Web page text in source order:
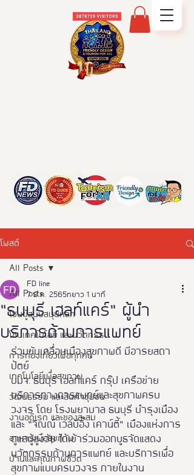
โพสต์
All Posts
โซนผู้สนับสนุนหลัก
โซนเทคโนโลยี และนวัตกรรม
การท่องเที่ยวเพื่อทุกคน
เทคโนโลยีเพื่อสุขภาพ
วัฒนธรรม และสินค้าชุมชน
งานอดิเรก และของสะสม
อาหารเพือสุขภาพ
บ้านและคุณภาพชีวิต
All Posts
“ธนบุรี เฮลท์แคร์” ผู้นำ
บริการด้านการแพทย์
FD line
7 มี.ค. 2565
ยาว 1 นาที
ร่วมขับเคลื่อนเมืองสุขภาพดี มีอารยสถา
ปัตย์
บมจ. ธนบุรี เฮลท์แคร์ กรุ๊ป เครือข่าย
บริการทางการแพทย์และสุขภาพครบ
วงจร โดย โรงพยาบาล ธนบุรี บำรุงเมือง
และ “จิณณ์ เวลบีอิ้ง เคาน์ตี้” เมืองแห่งการ
ดูแลผู้สูงวัย ได้เข้าร่วมออกบูธจัดแสดง
นวัตกรรมด้านการแพทย์ และบริการเพื่อ
สุขภาพแบบครบวงจร ภายในงาน